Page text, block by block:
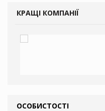
КРАЩІ КОМПАНІЇ
ОСОБИСТОСТІ